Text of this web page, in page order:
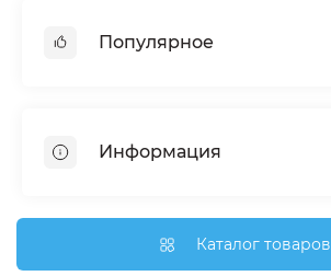
Популярное
Медальницы
Информация
Каталог товаров